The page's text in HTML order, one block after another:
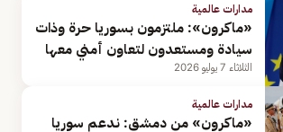
مدارات عالمية
«ماكرون»: ملتزمون بسوريا حرة وذات
سيادة ومستعدون لتعاون أمني معها
الثلاثاء 7 يوليو 2026
مدارات عالمية
«ماكرون» من دمشق: ندعم سوريا